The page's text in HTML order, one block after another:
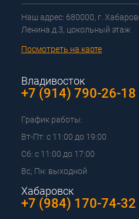
Наш адрес: 680000, г.
Ленина д.3, цокольный этаж
Посмотреть на карте
Владивосток
+7 (914) 790-26-18
График работы:
Вт-Пт: с 11:00 до 19:00
Сб: с 11:00 до 17:00
Вс, Пн: выходной
Хабаровск
+7 (984) 170-74-32